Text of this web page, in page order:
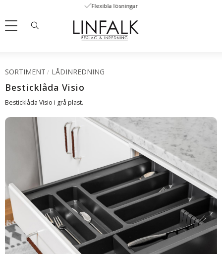
Meny
Flexibla lösningar
SORTIMENT LÅDINREDNING
Besticklåda Visio
Besticklåda Visio i grå plast.